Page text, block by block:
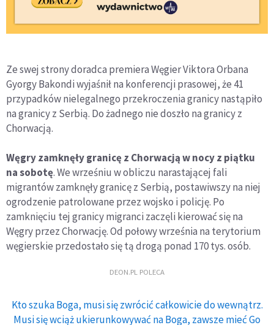
Ze swej strony doradca premiera Węgier Viktora Orbana
Gyorgy Bakondi wyjaśnił na konferencji prasowej, że 41
przypadków nielegalnego przekroczenia granicy nastąpiło
na granicy z Serbią. Do żadnego nie doszło na granicy z
Chorwacją.
Węgry zamknęły granicę z Chorwacją w nocy z piątku
na sobotę. We wrześniu w obliczu narastającej fali
migrantów zamknęły granicę z Serbią, postawiwszy na niej
ogrodzenie patrolowane przez wojsko i policję. Po
zamknięciu tej granicy migranci zaczęli kierować się na
Węgry przez Chorwację. Od połowy września na terytorium
węgierskie przedostało się tą drogą ponad 170 tys. osób.
DEON.PL POLECA
Kto szuka Boga, musi się zwrócić całkowicie do wewnątrz.
Musi się wciąż ukierunkowywać na Boga, zawsze mieć Go